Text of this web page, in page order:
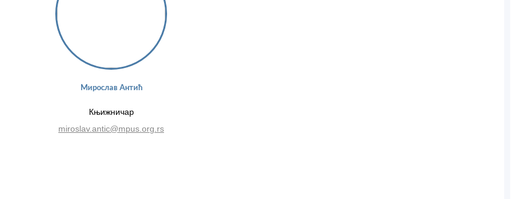
Мирослав Антић
Књижничар
miroslav.antic@mpus.org.rs